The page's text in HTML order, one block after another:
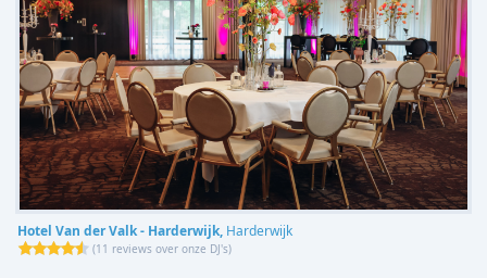
Hotel Van der Valk - Harderwijk, Harderwijk
(11 reviews over onze DJ's)